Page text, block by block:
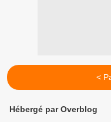
<
Hébergé par Overblog